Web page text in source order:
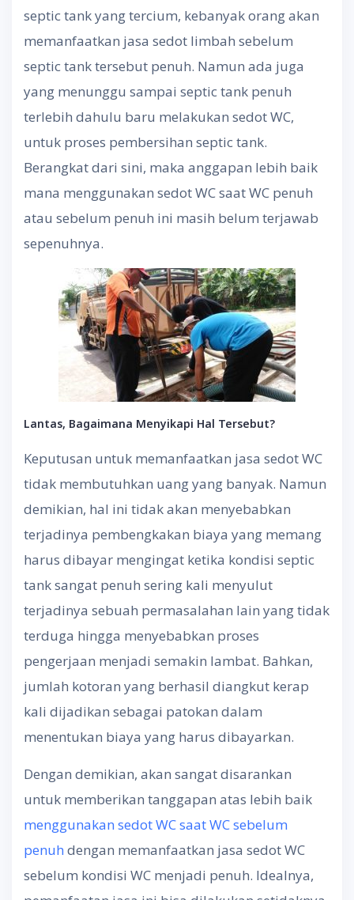
septic tank yang tercium, kebanyak orang akan
memanfaatkan jasa sedot limbah sebelum
septic tank tersebut penuh. Namun ada juga
yang menunggu sampai septic tank penuh
terlebih dahulu baru melakukan sedot WC,
untuk proses pembersihan septic tank.
Berangkat dari sini, maka anggapan lebih baik
mana menggunakan sedot WC saat WC penuh
atau sebelum penuh ini masih belum terjawab
sepenuhnya.
Lantas, Bagaimana Menyikapi Hal Tersebut?
Keputusan untuk memanfaatkan jasa sedot WC
tidak membutuhkan uang yang banyak. Namun
demikian, hal ini tidak akan menyebabkan
terjadinya pembengkakan biaya yang memang
harus dibayar mengingat ketika kondisi septic
tank sangat penuh sering kali menyulut
terjadinya sebuah permasalahan lain yang tidak
terduga hingga menyebabkan proses
pengerjaan menjadi semakin lambat. Bahkan,
jumlah kotoran yang berhasil diangkut kerap
kali dijadikan sebagai patokan dalam
menentukan biaya yang harus dibayarkan.
Dengan demikian, akan sangat disarankan
untuk memberikan tanggapan atas lebih baik
menggunakan sedot WC saat WC sebelum
penuh dengan memanfaatkan jasa sedot WC
sebelum kondisi WC menjadi penuh. Idealnya,